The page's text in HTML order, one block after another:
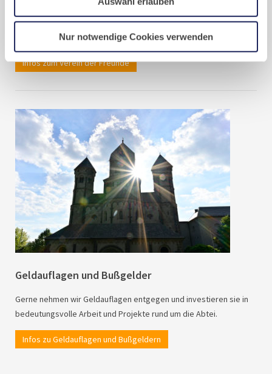
Nur notwendige Cookies verwenden
Wenn Sie kontinuierlich Mithilfe für die Klostergemeinschaft und
ihre Aufgaben leisten wollen, treten Sie doch unserem
Förderverein bei.
Infos zum Verein der Freunde
Geldauflagen und Bußgelder
Gerne nehmen wir Geldauflagen entgegen und investieren sie in
bedeutungsvolle Arbeit und Projekte rund um die Abtei.
Infos zu Geldauflagen und Bußgeldern